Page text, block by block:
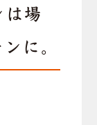
は場
に。